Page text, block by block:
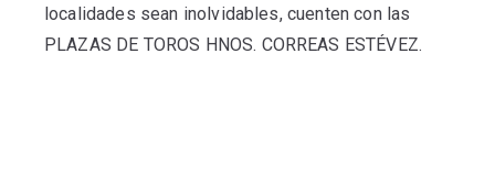
localidades sean inolvidables, cuenten con las
PLAZAS DE TOROS HNOS. CORREAS ESTÉVEZ.